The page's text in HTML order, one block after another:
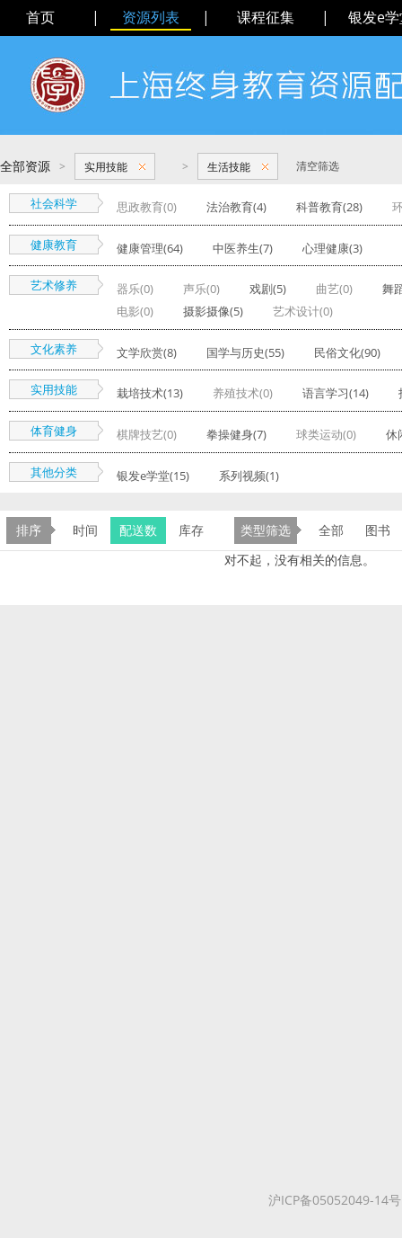
首页 | 资源列表 | 课程征集 | 银发e
全部资源 > 实用技能 > 生活技能 清空筛选
社会科学 思政教育(0) 法治教育(4) 科普教育(28)
健康教育 健康管理(64) 中医养生(7) 心理健康(3)
艺术修养 器乐(0) 声乐(0) 戏剧(5) 曲艺(0)
舞
电影(0)
摄影摄像(5) 艺术设计(0)
文化素养 文学欣赏(8) 国学与历史(55) 民俗文化(90)
实用技能 栽培技术(13) 养殖技术(0) 语言学习(14)
体育健身 棋牌技艺(0) 拳操健身(7) 球类运动(0) 休
其他分类 银发e学堂(15) 系列视频(1)
排序 时间 配送数 库存 类型筛选 全部
图书
对不起，没有相关的信息。
沪ICP备05052049-14号